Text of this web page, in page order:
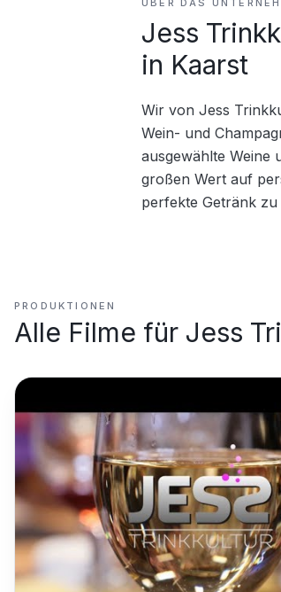
ÜBER DAS
Jess
in Kaarst
Wir von Jess
Wein- und
ausgewählte Weine
großen Wert auf
perfekte Getränk
PRODUKTIONEN
Alle Filme für Jess